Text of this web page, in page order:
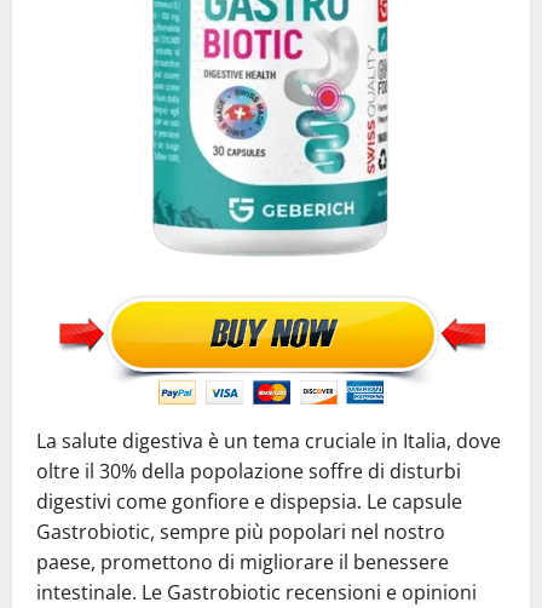
La salute digestiva è un tema cruciale in Italia, dove
oltre il 30% della popolazione soffre di disturbi
digestivi come gonfiore e dispepsia. Le capsule
Gastrobiotic, sempre più popolari nel nostro
paese, promettono di migliorare il benessere
intestinale. Le Gastrobiotic recensioni e opinioni